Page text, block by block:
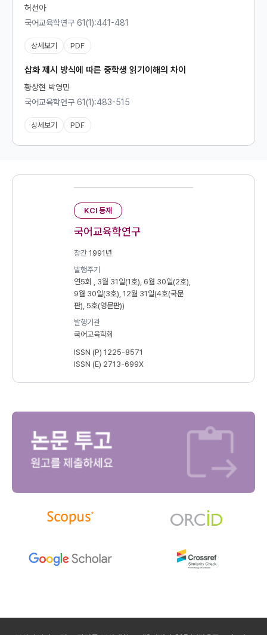
KCI 등재
국어교육학연구
창간 1991년
발행주기
연5회 , 3월 31일(1호), 6월 30일(2호),
9월 30일(3호), 12월 31일(4호(국문
판), 5호(영문판))
발행기관
국어교육학회
ISSN (P) 1225-8571
ISSN (E) 2713-699X
허선아
국어교육학연구 61(1):441-481
상세보기 PDF
삽화 제시 방식에 따른 중학생 읽기이해의 차이
황상현 박영민
국어교육학연구 61(1):483-515
상세보기 PDF